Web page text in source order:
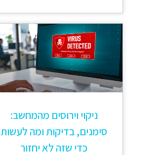
ניקוי וירוסים מהמחשב:
סימנים, בדיקות ומה לעשות
כדי שזה לא יחזור